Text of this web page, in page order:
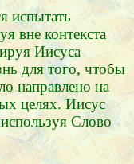
испытать
вне контекста
Иисуса
для того, чтобы
направлено на
целях. Иисус
Слово